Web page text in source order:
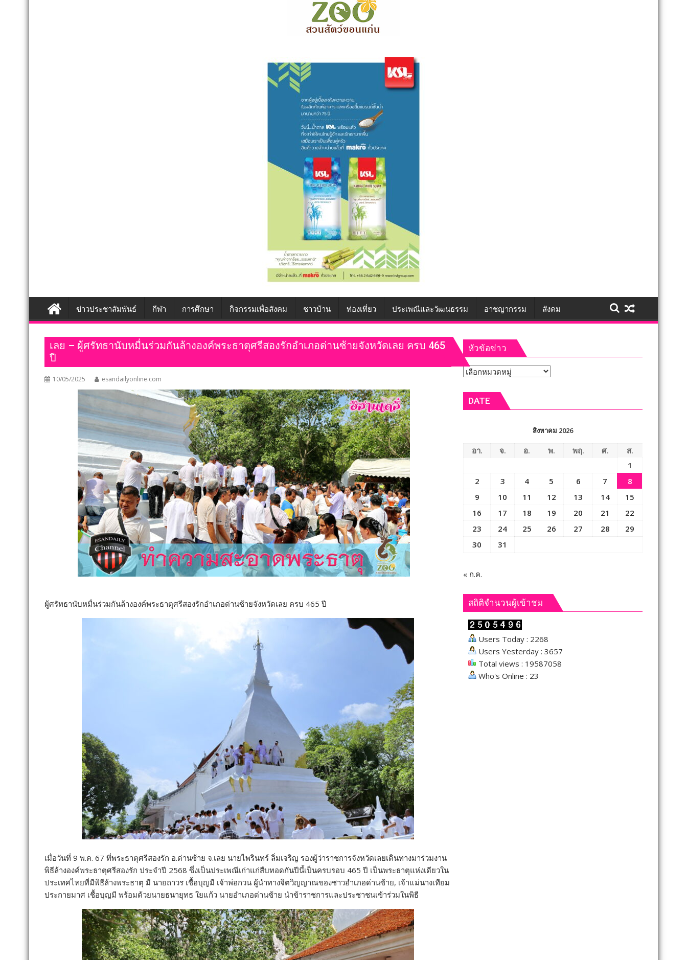
ข่าวประชาสัมพันธ์ กีฬา การศึกษา กิจกรรมเพื่อสังคม ชาวบ้าน ท่องเที่ยว ประเพณีและวัฒนธรรม อาชญากรรม สังคม
เลย – ผู้ศรัทธานับหมื่นร่วมกันล้างองค์พระธาตุศรีสองรักอำเภอด่านซ้ายจังหวัดเลย ครบ 465
ปี
10/05/2025 esandailyonline.com
ผู้ศรัทธานับหมื่นร่วมกันล้างองค์พระธาตุศรีสองรักอำเภอด่านซ้ายจังหวัดเลย ครบ 465 ปี
เมื่อวันที่ 9 พ.ค. 67 ที่พระธาตุศรีสองรัก อ.ด่านซ้าย จ.เลย นายไพรินทร์ ลิ่มเจริญ รองผู้ว่าราชการจังหวัดเลยเดินทางมาร่วมงาน
พิธีล้างองค์พระธาตุศรีสองรัก ประจำปี 2568 ซึ่งเป็นประเพณีเก่าแก่สืบทอดกันปีนี้เป็นครบรอบ 465 ปี เป็นพระธาตุแห่งเดียวใน
ประเทศไทยที่มีพิธีล้างพระธาตุ มี นายถาวร เชื้อบุญมี เจ้าพ่อกวน ผู้นำทางจิตวิญญาณของชาวอำเภอด่านซ้าย, เจ้าแม่นางเทียม
ประกายมาศ เชื้อบุญมี พร้อมด้วยนายธนายุทธ ใยแก้ว นายอำเภอด่านซ้าย นำข้าราชการและประชาชนเข้าร่วมในพิธี
หัวข้อข่าว
หัวข้อ
DATE
สิงหาคม 2026
อา. จ. อ. พ. พฤ. ศ.
ส.
1
2
3 4 5 6 7
8
9
10 11 12 13 14
15
16
17 18 19 20 21
22
23
24 25 26 27 28
29
30
31
« ก.ค.
สถิติจำนวนผู้เข้าชม
Users Today : 2268
Users Yesterday : 3657
Total views : 19587058
Who's Online : 23